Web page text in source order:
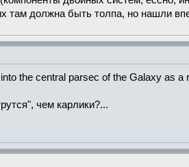
там должна быть толпа, но нашли
the central parsec of the Galaxy as a
чем карлики?...